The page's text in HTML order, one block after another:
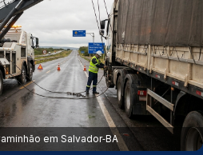
em Salvador‑BA